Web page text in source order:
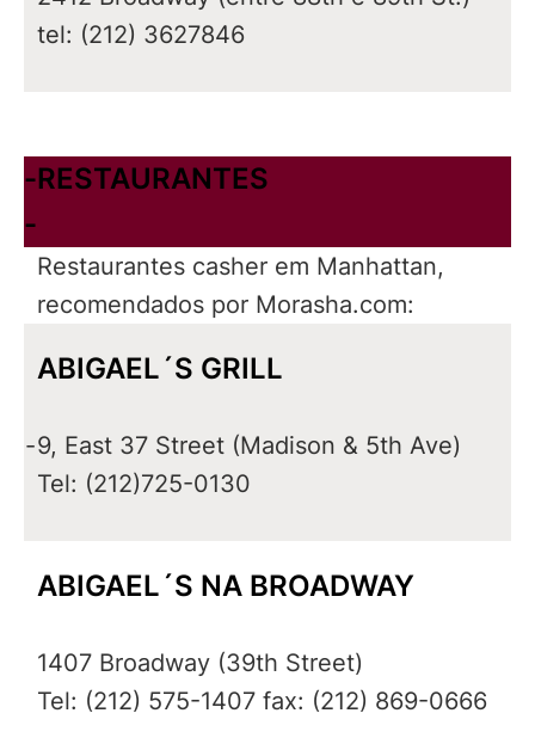
tel: (212) 3627846
-
-
RESTAURANTES
Restaurantes casher em Manhattan,
recomendados por Morasha.com:
ABIGAEL´S GRILL
-9, East 37 Street (Madison & 5th Ave)
Tel: (212)725-0130
ABIGAEL´S NA BROADWAY
1407 Broadway (39th Street)
Tel: (212) 575-1407 fax: (212) 869-0666